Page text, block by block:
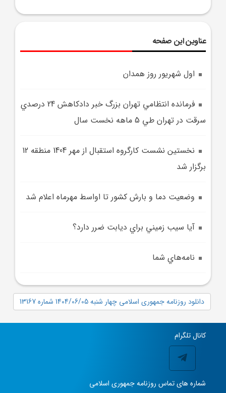
عناوین این صفحه
اول شهريور روز همدان
فرمانده انتظامي تهران بزرگ خبر دادکاهش 24 درصدي
سرقت در تهران طي 5 ماهه نخست سال
نخستين نشست کارگروه استقبال از مهر 1404 منطقه 12
برگزار شد
وضعيت دما و بارش کشور تا اواسط مهرماه اعلام شد
آيا سيب زميني براي ديابت ضرر دارد؟
نامه‌هاي شما
دانلود روزنامه جمهوری اسلامی چهار شنبه 1404/06/05 شماره 13167
کانال تلگرام
شماره های تماس روزنامه جمهوری اسلامی